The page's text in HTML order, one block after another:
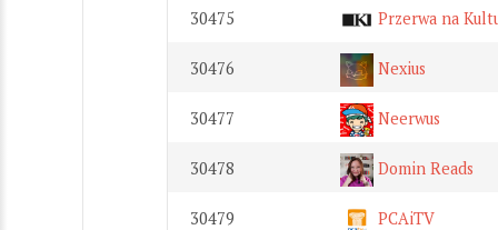
30475 Przerwa na
30476 Nexius
30477 Neerwus
30478 Domin Reads
30479 PCAiTV